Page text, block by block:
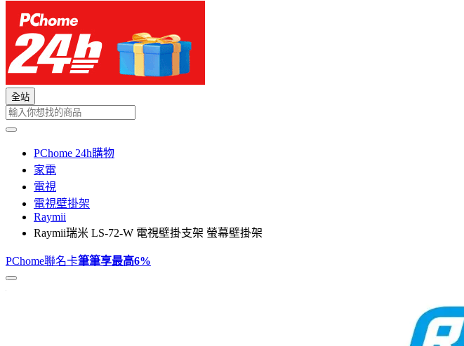
全站
PChome 24h購物
家電
電視
電視壁掛架
Raymii
Raymii瑞米 LS-72-W 電視壁掛支架 螢幕壁掛架
PChome聯名卡筆筆享最高6%